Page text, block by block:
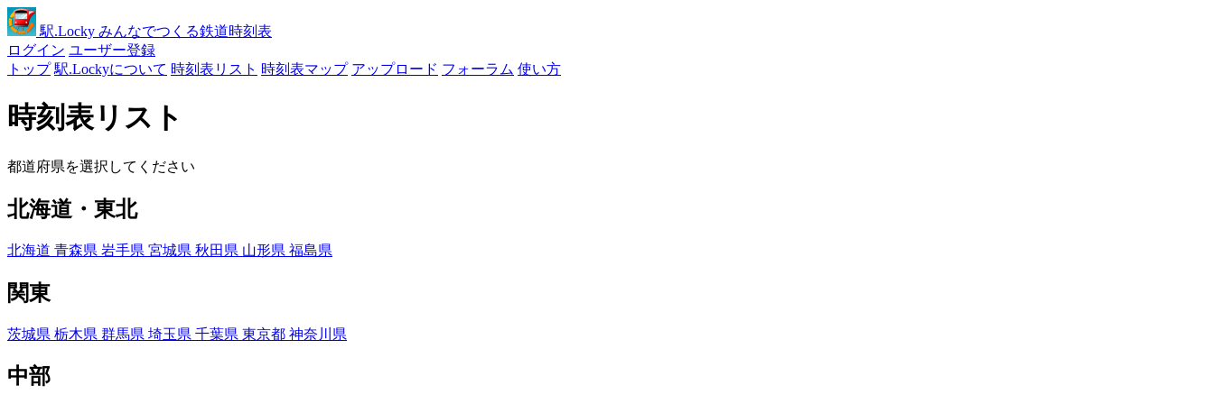
駅.Locky みんなでつくる鉄道時刻表
ログイン ユーザー登録
トップ 駅.Lockyについて 時刻表リスト 時刻表マップ アップロード フォーラム 使い方
時刻表リスト
都道府県を選択してください
北海道・東北
北海道 青森県 岩手県 宮城県 秋田県 山形県 福島県
関東
茨城県 栃木県 群馬県 埼玉県 千葉県 東京都 神奈川県
中部